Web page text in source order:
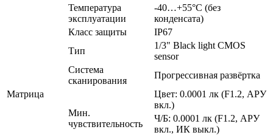
Температура
эксплуатации
-40…+55°С (без
конденсата)
Класс защиты
IP67
Матрица
Тип
1/3" Black light CMOS
sensor
Система
сканирования
Прогрессивная развёртка
Мин.
чувствительность
Цвет: 0.0001 лк (F1.2, АРУ
вкл.)
Ч/Б: 0.0001 лк (F1.2, АРУ
вкл., ИК выкл.)